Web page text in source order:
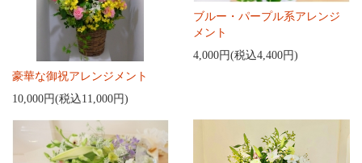
豪華な御祝アレンジメント
10,000円(税込11,000円)
ブルー・パープル系アレンジ
メント
4,000円(税込4,400円)